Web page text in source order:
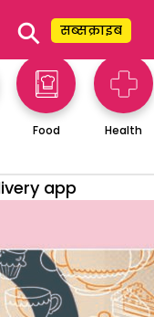
⚲ सब्सक्राइब
Food Health
app